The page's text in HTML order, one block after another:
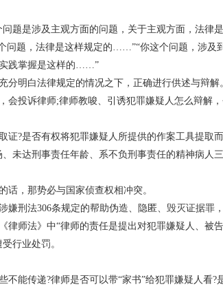
题是涉及主观方面的问题，关于主观方面，法律
题，法律是这样规定的……”“你这个问题，涉及
实践掌握是这样的……”
明白法律规定的情况之下，正确进行供述与辩解
投诉律师;律师教唆、引诱犯罪嫌疑人怎么辩解，
?是否有权将犯罪嫌疑人所提供的作案工具提取
未达刑事责任年龄、系不负刑事责任的精神病人
话，那势必与国家侦查权相冲突。
刑法306条规定的帮助伪造、隐匿、毁灭证据罪
师法》中“律师的责任是提出对犯罪嫌疑人、被
行业处罚。
能传递?律师是否可以带“家书”给犯罪嫌疑人看?